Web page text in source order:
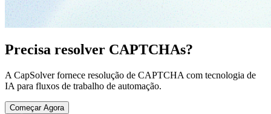
Precisa resolver CAPTCHAs?
A CapSolver fornece resolução de CAPTCHA com tecnologia de
IA para fluxos de trabalho de automação.
Começar Agora